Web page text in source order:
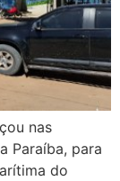
nas
Paraíba, para
do